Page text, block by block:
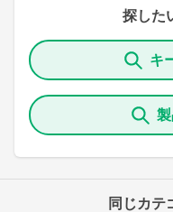
探した
キ
同じカテ